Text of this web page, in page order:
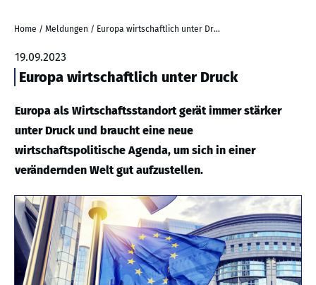
Home / Meldungen / Europa wirtschaftlich unter Druck
19.09.2023
Europa wirtschaftlich unter Druck
Europa als Wirtschaftsstandort gerät immer stärker
unter Druck und braucht eine neue
wirtschaftspolitische Agenda, um sich in einer
verändernden Welt gut aufzustellen.